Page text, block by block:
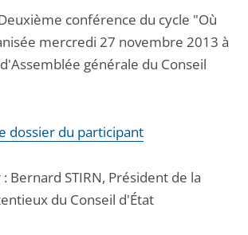
conférence du cycle "Où
mercredi 27 novembre 2013 à
générale du Conseil
dossier du participant
Bernard STIRN, Président de la
du Conseil d'État